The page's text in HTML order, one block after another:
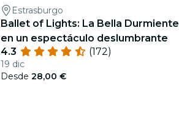
Estrasburgo
Ballet of Lights: La Bella Durmiente
en un espectáculo deslumbrante
4.3
(172)
19 dic
Desde 28,00 €